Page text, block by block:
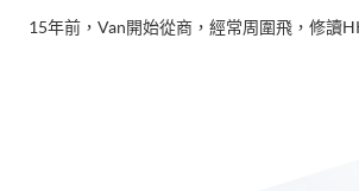
15年前，Van開始從商，經常周圍飛，修讀